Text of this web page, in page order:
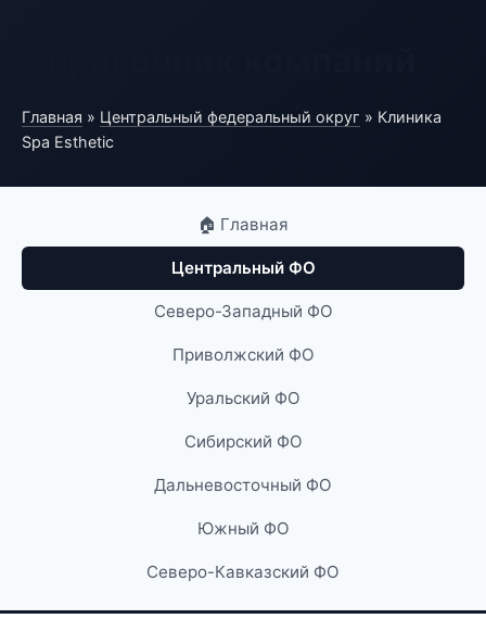
Главная » Центральный федеральный округ » Клиника
Spa Esthetic
🏠 Главная
Центральный ФО
Северо-Западный ФО
Приволжский ФО
Уральский ФО
Сибирский ФО
Дальневосточный ФО
Южный ФО
Северо-Кавказский ФО